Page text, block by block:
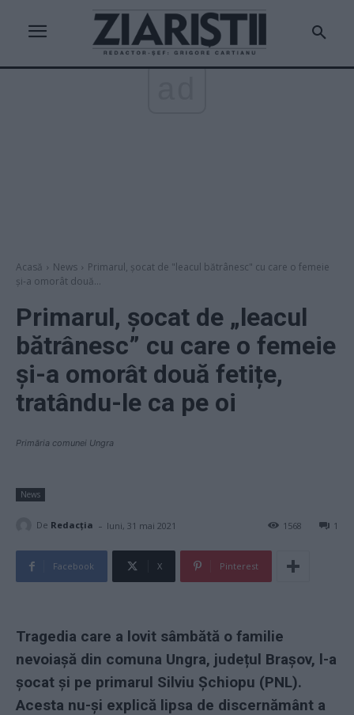
Acasă News
Primarul, șocat de "leacul bătrânesc" cu care o femeie
și-a omorât două...
Primarul, șocat de „leacul
bătrânesc” cu care o femeie
și-a omorât două fetițe,
tratându-le ca pe oi
Primăria comunei Ungra
News
De Redacţia - luni, 31 mai 2021 1
1568
Facebook X Pinterest
Tragedia care a lovit sâmbătă o familie
nevoiașă din comuna Ungra, județul Brașov, l-a
șocat și pe primarul Silviu Șchiopu (PNL).
Acesta nu-și explică lipsa de discernământ a